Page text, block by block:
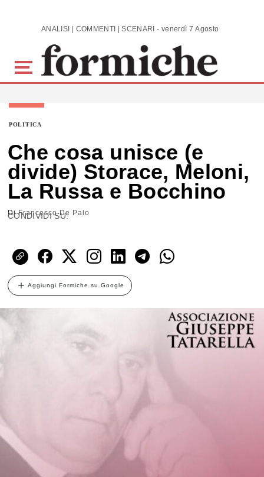
Skip to main content ANALISI | COMMENTI | SCENARI - venerdì 7 Agosto 2026
POLITICA
Che cosa unisce (e
divide) Storace, Meloni,
La Russa e Bocchino
DiFrancesco De Palo
CONDIVIDI SU:
Aggiungi Formiche su Google